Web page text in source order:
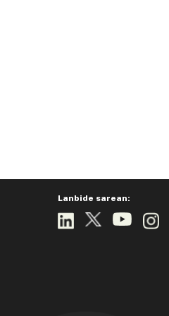
Lanbide sarean: